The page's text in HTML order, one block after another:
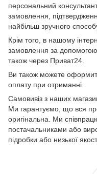
персональний
замовлення,
найбільш зручного
Крім того, в нашому
замовлення за допомогою
також через Приват24.
Ви також можете
оплату при отриманні.
Самовивіз з наших
Ми гарантуємо, що вся
оригінальна. Ми
постачальниками або
підробки або низької